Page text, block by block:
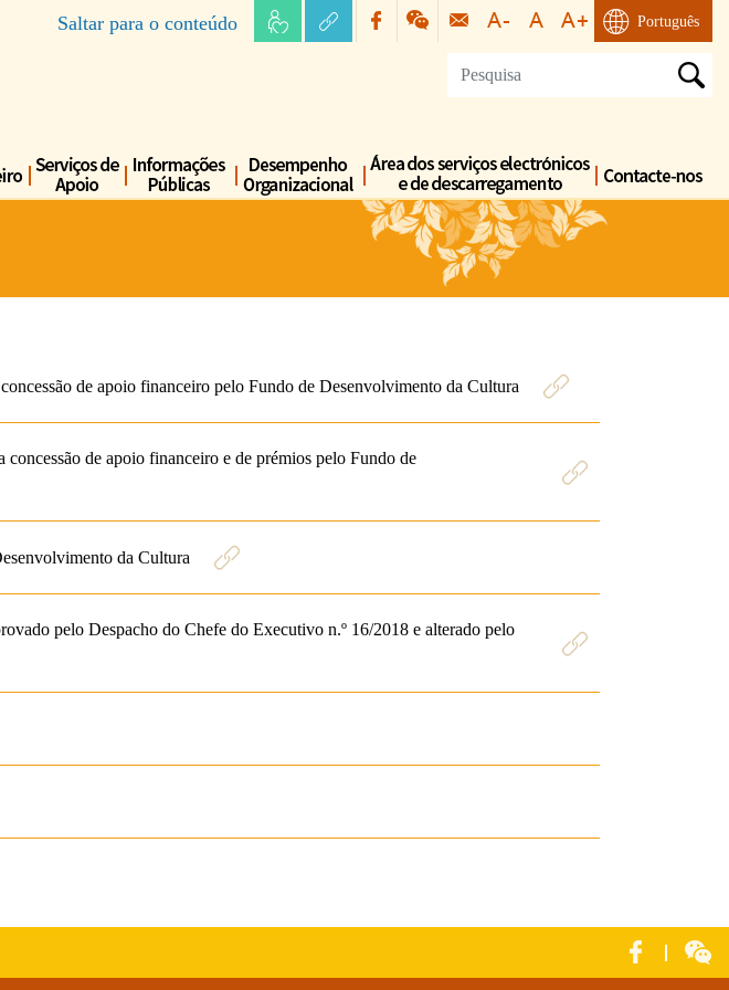
Saltar para o conteúdo Português
de apoio financeiro pelo Fundo de Desenvolvimento da Cultura
de apoio financeiro e de prémios pelo Fundo de
da Cultura
pelo Despacho do Chefe do Executivo n.º 16/2018 e alterado pelo